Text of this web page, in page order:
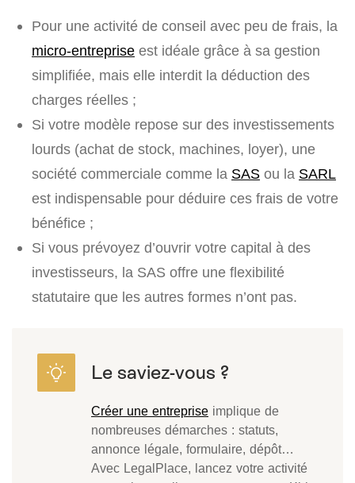
Pour une activité de conseil avec peu de frais, la
micro-entreprise est idéale grâce à sa gestion
simplifiée, mais elle interdit la déduction des
charges réelles ;
Si votre modèle repose sur des investissements
lourds (achat de stock, machines, loyer), une
société commerciale comme la SAS ou la SARL
est indispensable pour déduire ces frais de votre
bénéfice ;
Si vous prévoyez d’ouvrir votre capital à des
investisseurs, la SAS offre une flexibilité
statutaire que les autres formes n’ont pas.
Créer une entreprise implique de
nombreuses démarches : statuts,
annonce légale, formulaire, dépôt…
Avec LegalPlace, lancez votre activité